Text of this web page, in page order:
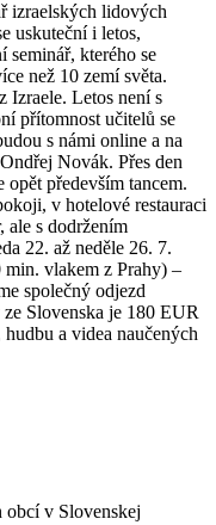
izraelských lidových
uskuteční i letos,
kterého se
než 10 zemí světa.
Izraele. Letos není s
přítomnost učitelů se
s námi online a na
Novák. Přes den
především tancem.
v hotelové restauraci
ale s dodržením
22. až neděle 26. 7.
vlakem z Prahy) –
společný odjezd
Slovenska je 180 EUR
a videa naučených
obcí v Slovenskej